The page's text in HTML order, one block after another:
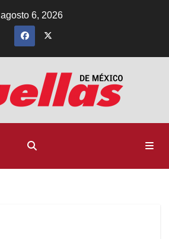
agosto 6, 2026